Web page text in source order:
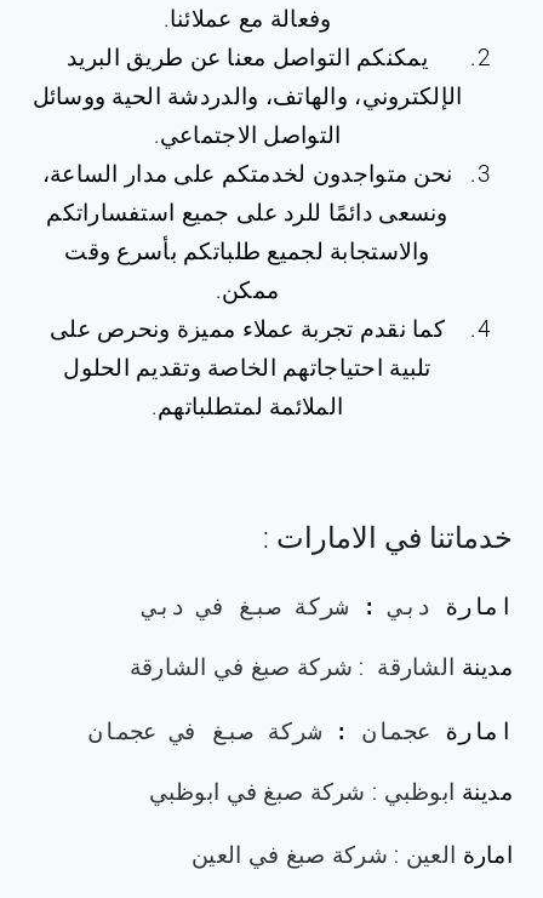
وفعالة مع عملائنا.
يمكنكم التواصل معنا عن طريق البريد
الإلكتروني، والهاتف، والدردشة الحية ووسائل
التواصل الاجتماعي.
نحن متواجدون لخدمتكم على مدار الساعة،
ونسعى دائمًا للرد على جميع استفساراتكم
والاستجابة لجميع طلباتكم بأسرع وقت
ممكن.
كما نقدم تجربة عملاء مميزة ونحرص على
تلبية احتياجاتهم الخاصة وتقديم الحلول
الملائمة لمتطلباتهم.
خدماتنا في الامارات :
امارة دبي : شركة صبغ في دبي
مدينة الشارقة : شركة صبغ في الشارقة
امارة عجمان : شركة صبغ في عجمان
مدينة ابوظبي : شركة صبغ في ابوظبي
امارة العين : شركة صبغ في العين